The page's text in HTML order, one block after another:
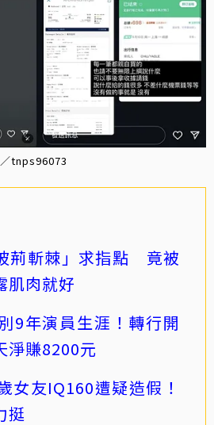
tnps96073
荊斬棘」求指點 竟被
肌肉就好
9年演員生涯！轉行開
賺8200元
女友IQ160遭疑造假！
挺